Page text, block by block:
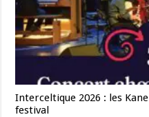
Interceltique 2026 : les
festival